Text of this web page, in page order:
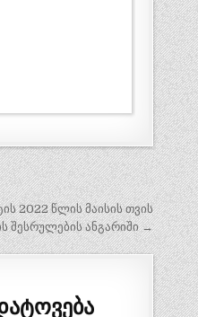
2022 წლის მაისის თვის
შესრულების ანგარიში →